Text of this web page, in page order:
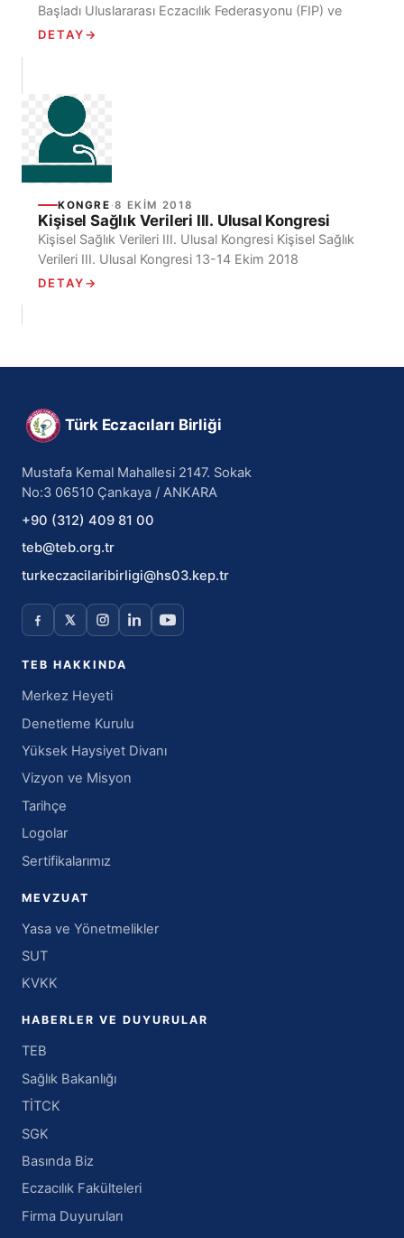
Başladı Uluslararası Eczacılık Federasyonu (FIP) ve
Türk Eczacıları Birliği (TEB)’in; 23 – 25 Ekim 2019
DETAY→
KONGRE ·8 EKIM 2018
Kişisel Sağlık Verileri III. Ulusal Kongresi
Kişisel Sağlık Verileri III. Ulusal Kongresi Kişisel Sağlık
Verileri III. Ulusal Kongresi 13-14 Ekim 2018
tarihlerinde Şişli Hamidiye Etfal Eğitim ve Araştırma
DETAY→
Türk Eczacıları Birliği
Mustafa Kemal Mahallesi 2147. Sokak
No:3 06510 Çankaya / ANKARA
+90 (312) 409 81 00
teb@teb.org.tr
turkeczacilaribirligi@hs03.kep.tr
TEB HAKKINDA
Merkez Heyeti
Denetleme Kurulu
Yüksek Haysiyet Divanı
Vizyon ve Misyon
Tarihçe
Logolar
Sertifikalarımız
MEVZUAT
Yasa ve Yönetmelikler
SUT
KVKK
HABERLER VE DUYURULAR
TEB
Sağlık Bakanlığı
TİTCK
SGK
Basında Biz
Eczacılık Fakülteleri
Firma Duyuruları